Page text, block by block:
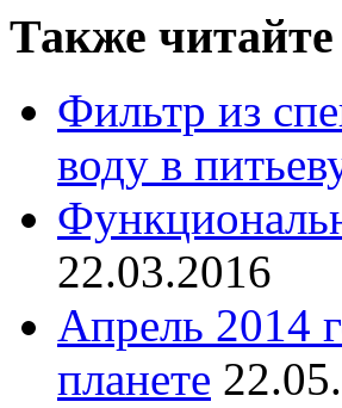
Также читайте
Фильтр из
воду в
22.03.2016
Апрель 2014
планете